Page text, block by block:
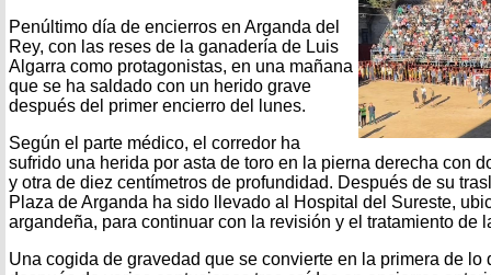
Penúltimo día de encierros en Arganda del
Rey, con las reses de la ganadería de Luis
Algarra como protagonistas, en una mañana
que se ha saldado con un herido grave
después del primer encierro del lunes.
Según el parte médico, el corredor ha
sufrido una herida por asta de toro en la pierna derecha con
y otra de diez centímetros de profundidad. Después de su
Plaza de Arganda ha sido llevado al Hospital del Sureste,
argandeña, para continuar con la revisión y el tratamiento de
Una cogida de gravedad que se convierte en la primera de lo